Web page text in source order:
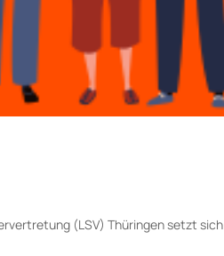
(LSV) Thüringen setzt sich